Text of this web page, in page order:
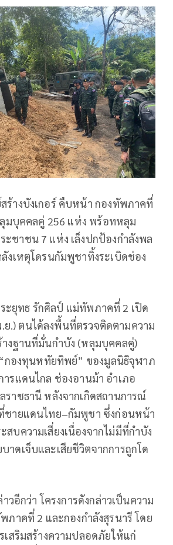
างบังเกอร์ คืบหน้า กองทัพภาคที่
ลุมบุคคลคู่ 256 แห่ง พร้อทหลุม
ชาชน 7 แห่ง เล็งปกป้องกำลังพล
งเหตุโดรนกัมพูชาทิ้งระเบิดช่อง
ะยุทธ รักศิลป์ แม่ทัพภาคที่ 2 เปิด
ย.) ตนได้ลงพื้นที่ตรวจติดตามความ
งฐานที่มั่นกำบัง (หลุมบุคคลคู่)
“กองทุนหทัยทิพย์” ของมูลนิธิจุฬาภ
รแดนไกล ช่องอานม้า อำเภอ
าชธานี หลังจากเกิดสถานการณ์
ชายแดนไทย–กัมพูชา ซึ่งก่อนหน้า
สบความเสี่ยงเนื่องจากไม่มีที่กำบัง
าดเจ็บและเสียชีวิตจากการถูกโด
วอีกว่า โครงการดังกล่าวเป็นความ
ภาคที่ 2 และกองกำลังสุรนารี โดย
เสริมสร้างความปลอดภัยให้แก่